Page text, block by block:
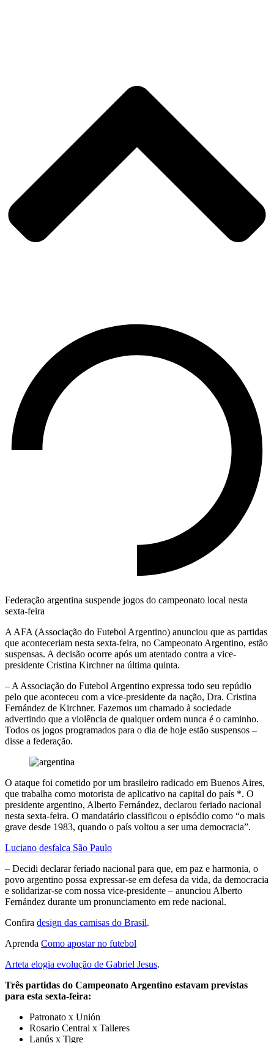
Federação argentina suspende jogos do campeonato local nesta
sexta-feira
A AFA (Associação do Futebol Argentino) anunciou que as partidas
que aconteceriam nesta sexta-feira, no Campeonato Argentino, estão
suspensas. A decisão ocorre após um atentado contra a vice-
presidente Cristina Kirchner na última quinta.
– A Associação do Futebol Argentino expressa todo seu repúdio
pelo que aconteceu com a vice-presidente da nação, Dra. Cristina
Fernández de Kirchner. Fazemos um chamado à sociedade
advertindo que a violência de qualquer ordem nunca é o caminho.
Todos os jogos programados para o dia de hoje estão suspensos –
disse a federação.
O ataque foi cometido por um brasileiro radicado em Buenos Aires,
que trabalha como motorista de aplicativo na capital do país *. O
presidente argentino, Alberto Fernández, declarou feriado nacional
nesta sexta-feira. O mandatário classificou o episódio como “o mais
grave desde 1983, quando o país voltou a ser uma democracia”.
Luciano desfalca São Paulo
– Decidi declarar feriado nacional para que, em paz e harmonia, o
povo argentino possa expressar-se em defesa da vida, da democracia
e solidarizar-se com nossa vice-presidente – anunciou Alberto
Fernández durante um pronunciamento em rede nacional.
Confira design das camisas do Brasil.
Aprenda Como apostar no futebol
Arteta elogia evolução de Gabriel Jesus.
Três partidas do Campeonato Argentino estavam previstas
para esta sexta-feira:
Patronato x Unión
Rosario Central x Talleres
Lanús x Tigre